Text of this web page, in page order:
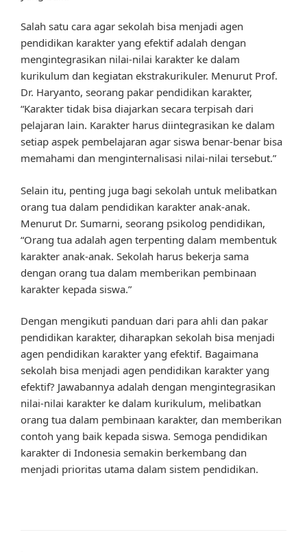
Salah satu cara agar sekolah bisa menjadi agen
pendidikan karakter yang efektif adalah dengan
mengintegrasikan nilai-nilai karakter ke dalam
kurikulum dan kegiatan ekstrakurikuler. Menurut Prof.
Dr. Haryanto, seorang pakar pendidikan karakter,
“Karakter tidak bisa diajarkan secara terpisah dari
pelajaran lain. Karakter harus diintegrasikan ke dalam
setiap aspek pembelajaran agar siswa benar-benar bisa
memahami dan menginternalisasi nilai-nilai tersebut.”
Selain itu, penting juga bagi sekolah untuk melibatkan
orang tua dalam pendidikan karakter anak-anak.
Menurut Dr. Sumarni, seorang psikolog pendidikan,
“Orang tua adalah agen terpenting dalam membentuk
karakter anak-anak. Sekolah harus bekerja sama
dengan orang tua dalam memberikan pembinaan
karakter kepada siswa.”
Dengan mengikuti panduan dari para ahli dan pakar
pendidikan karakter, diharapkan sekolah bisa menjadi
agen pendidikan karakter yang efektif. Bagaimana
sekolah bisa menjadi agen pendidikan karakter yang
efektif? Jawabannya adalah dengan mengintegrasikan
nilai-nilai karakter ke dalam kurikulum, melibatkan
orang tua dalam pembinaan karakter, dan memberikan
contoh yang baik kepada siswa. Semoga pendidikan
karakter di Indonesia semakin berkembang dan
menjadi prioritas utama dalam sistem pendidikan.